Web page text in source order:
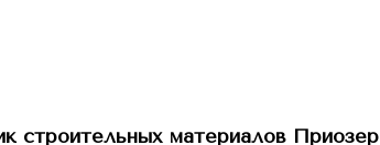
строительных материалов